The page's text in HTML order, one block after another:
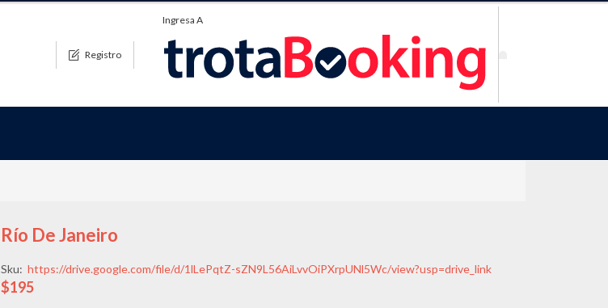
Registro
Ingresa A
Río De Janeiro
Sku: https://drive.google.com/file/d/1lLePqtZ-sZN9L56AiLvvOiPXrpUNl5Wc/view?usp=drive_link
$195